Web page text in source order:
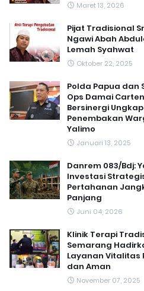
Maret 13, 2026
Pijat Tradisional
Ngawi Abah
Lemah Syahwat
Oktober 22, 2025
Polda Papua dan
Ops Damai
Bersinergi
Penembakan
Yalimo
Januari 13, 2025
Danrem 083/Bdj:
Investasi
Pertahanan
Panjang
Juni 04, 2026
Klinik Terapi
Semarang
Layanan Vitalitas
dan Aman
November 07, 2025